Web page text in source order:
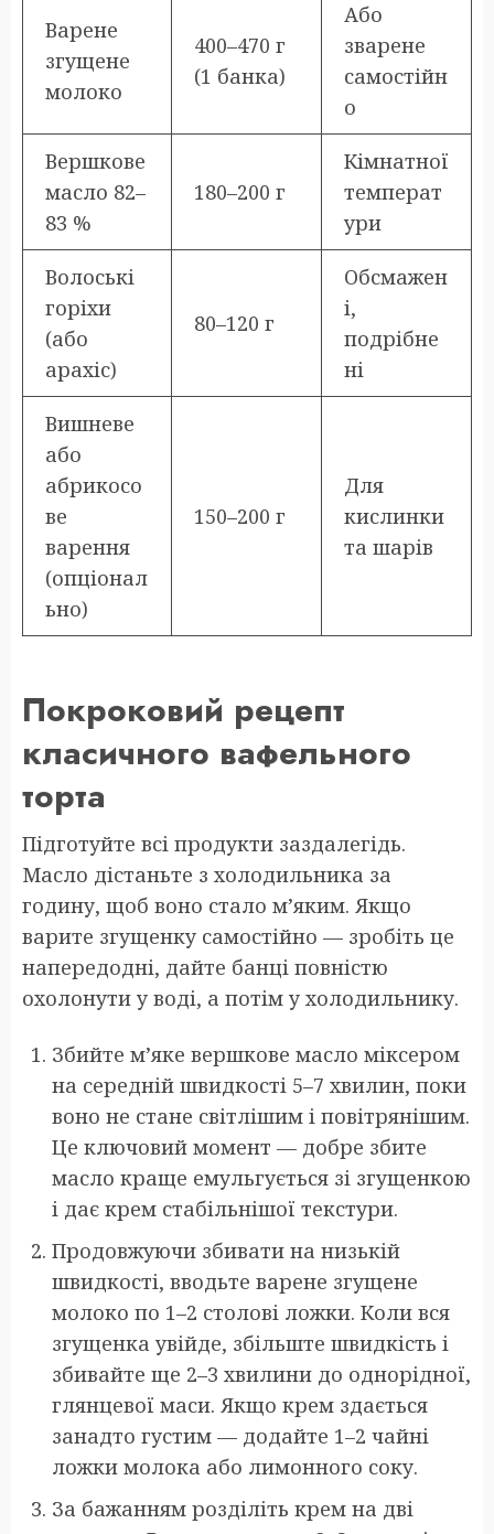
Варене
згущене
молоко
400–470 г
(1 банка)
Або
зварене
самостійн
о
Вершкове
масло 82–
83 %
180–200 г
Кімнатної
температ
ури
Волоські
горіхи
(або
арахіс)
80–120 г
Обсмажен
і,
подрібне
ні
Вишневе
або
абрикосо
ве
варення
(опціонал
ьно)
150–200 г
Для
кислинки
та шарів
Покроковий рецепт
класичного вафельного
торта
Підготуйте всі продукти заздалегідь.
Масло дістаньте з холодильника за
годину, щоб воно стало м’яким. Якщо
варите згущенку самостійно — зробіть це
напередодні, дайте банці повністю
охолонути у воді, а потім у холодильнику.
Збийте м’яке вершкове масло міксером
на середній швидкості 5–7 хвилин, поки
воно не стане світлішим і повітрянішим.
Це ключовий момент — добре збите
масло краще емульгується зі згущенкою
і дає крем стабільнішої текстури.
Продовжуючи збивати на низькій
швидкості, вводьте варене згущене
молоко по 1–2 столові ложки. Коли вся
згущенка увійде, збільште швидкість і
збивайте ще 2–3 хвилини до однорідної,
глянцевої маси. Якщо крем здається
занадто густим — додайте 1–2 чайні
ложки молока або лимонного соку.
За бажанням розділіть крем на дві